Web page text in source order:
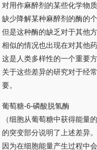
对用作麻醉剂的某些化学物
缺少降解某种麻醉剂的酶的
但是这种酶的缺乏对于其他
相似的情况也出现在对其他
这是人类多样性的一个重要方
关于这些差异的研究对于经
要。
葡萄糖-6-磷酸脱氢酶
（细胞从葡萄糖中获得能量
的突变部分说明了上述差异
因为在细胞能量产生过程中